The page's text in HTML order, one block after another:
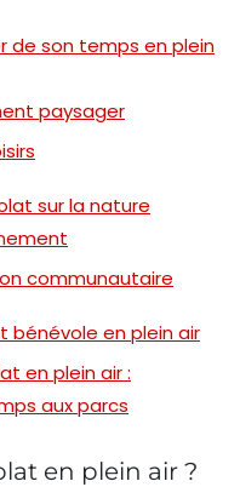
de son temps en plein
paysager
sur la nature
communautaire
bénévole en plein air
en plein air :
aux parcs
en plein air ?